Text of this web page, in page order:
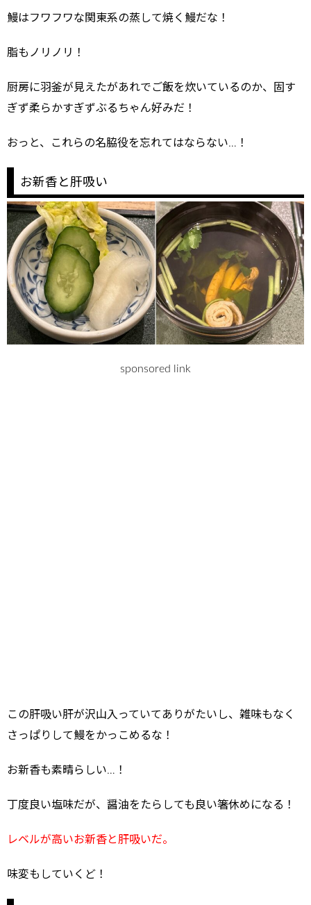
鰻はフワフワな関東系の蒸して焼く鰻だな！
脂もノリノリ！
厨房に羽釜が見えたがあれでご飯を炊いているのか、固す
ぎず柔らかすぎずぶるちゃん好みだ！
おっと、これらの名脇役を忘れてはならない…！
お新香と肝吸い
sponsored link
この肝吸い肝が沢山入っていてありがたいし、雑味もなく
さっぱりして鰻をかっこめるな！
お新香も素晴らしい…！
丁度良い塩味だが、醤油をたらしても良い箸休めになる！
レベルが高いお新香と肝吸いだ。
味変もしていくど！